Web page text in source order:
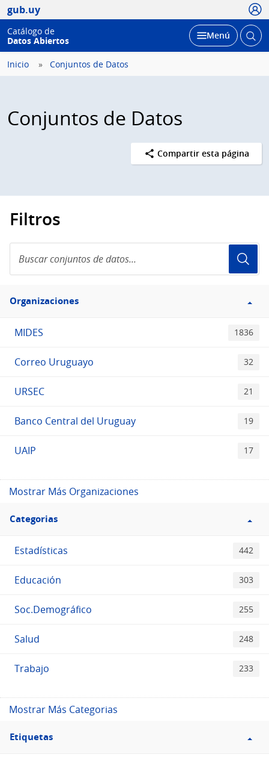
gub.uy
Catálogo de
Datos Abiertos
Desplegar
Menú Abrir
Inicio Conjuntos de Datos
Conjuntos de Datos
Compartir esta página
Filtros
conjuntos
de
Filtro
Organizaciones
Organizaciones
MIDES 1836
Correo Uruguayo 32
URSEC 21
Banco Central del Uruguay 19
UAIP 17
Mostrar Más Organizaciones
Filtro
Categorias
Categorias
Estadísticas 442
Educación 303
Soc.Demográfico 255
Salud 248
Trabajo 233
Mostrar Más Categorias
Filtro
Etiquetas
Etiquetas